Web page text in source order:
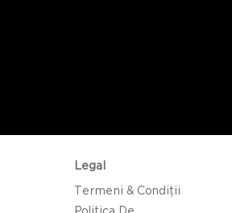
Legal
Termeni & Condiții
Politica De